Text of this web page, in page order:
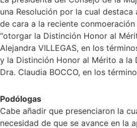
una Resolución por la cual
de cara a la reciente
“otorgar la Distinción Honor al
Alejandra VILLEGAS, en los
y la Distinción Honor al Mérito a la
Dra. Claudia BOCCO, en los
Podólogas
Cabe añadir que presenciaron la
necesidad de que se avance en la